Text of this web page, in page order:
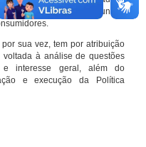
registrada e com função
sua vez, tem por atribuição
à análise de questões
e interesse geral, além do
e execução da Política